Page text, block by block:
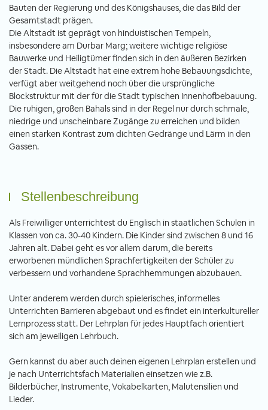
Bauten der Regierung und des Königshauses, die das Bild der
Gesamtstadt prägen.
Die Altstadt ist geprägt von hinduistischen Tempeln,
insbesondere am Durbar Marg; weitere wichtige religiöse
Bauwerke und Heiligtümer finden sich in den äußeren Bezirken
der Stadt. Die Altstadt hat eine extrem hohe Bebauungsdichte,
verfügt aber weitgehend noch über die ursprüngliche
Blockstruktur mit der für die Stadt typischen Innenhofbebauung.
Die ruhigen, großen Bahals sind in der Regel nur durch schmale,
niedrige und unscheinbare Zugänge zu erreichen und bilden
einen starken Kontrast zum dichten Gedränge und Lärm in den
Gassen.
Stellenbeschreibung
Als Freiwilliger unterrichtest du Englisch in staatlichen Schulen in
Klassen von ca. 30-40 Kindern. Die Kinder sind zwischen 8 und 16
Jahren alt. Dabei geht es vor allem darum, die bereits
erworbenen mündlichen Sprachfertigkeiten der Schüler zu
verbessern und vorhandene Sprachhemmungen abzubauen.
Unter anderem werden durch spielerisches, informelles
Unterrichten Barrieren abgebaut und es findet ein interkultureller
Lernprozess statt. Der Lehrplan für jedes Hauptfach orientiert
sich am jeweiligen Lehrbuch.
Gern kannst du aber auch deinen eigenen Lehrplan erstellen und
je nach Unterrichtsfach Materialien einsetzen wie z.B.
Bilderbücher, Instrumente, Vokabelkarten, Malutensilien und
Lieder.